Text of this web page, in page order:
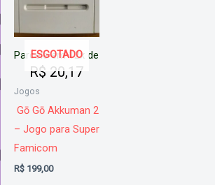
ESGOTADO
Parcele em 12x de
R$ 20,17
Jogos
Gō Gō Akkuman 2
– Jogo para Super
Famicom
R$ 199,00